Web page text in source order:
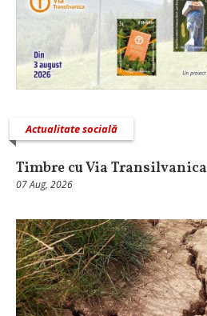
Actualitate socială
Timbre cu Via Transilvanica
07 Aug, 2026